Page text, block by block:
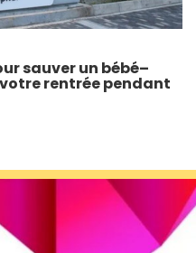
sauver un bébé–
rentrée pendant